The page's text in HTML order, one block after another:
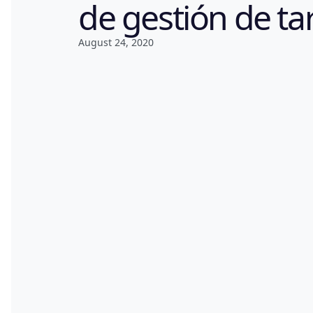
de gestión de
August 24, 2020